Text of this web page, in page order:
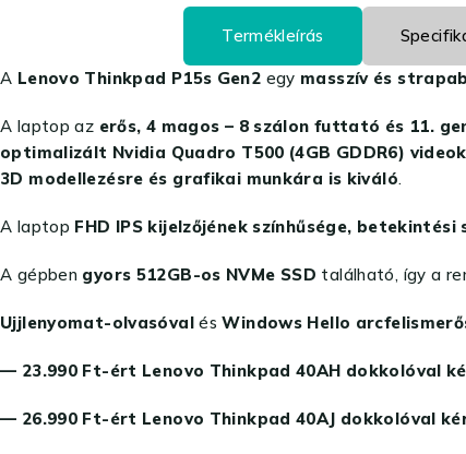
Termékleírás
A Lenovo Thinkpad P15s Gen2 egy masszív és
A laptop az erős, 4 magos – 8 szálon futtató és 11.
optimalizált Nvidia Quadro T500 (4GB GDDR6)
3D modellezésre és grafikai munkára is kiváló.
A laptop FHD IPS kijelzőjének színhűsége,
A gépben gyors 512GB-os NVMe SSD található, így a
Ujjlenyomat-olvasóvalésWindows Hello
— 23.990 Ft-ért Lenovo Thinkpad 40AH dokkolóval
— 26.990 Ft-ért Lenovo Thinkpad 40AJ dokkolóval